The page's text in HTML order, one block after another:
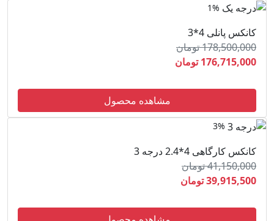
1%
کانکس پانلی 4*3
178,500,000 تومان
176,715,000 تومان
مشاهده محصول
3%
کانکس کارگاهی 4*2.4 درجه 3
41,150,000 تومان
39,915,500 تومان